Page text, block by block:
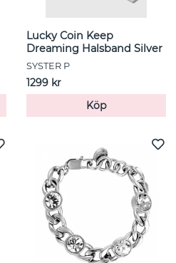
Lucky Coin Keep
Dreaming Halsband Silver
SYSTER P
1299 kr
Köp